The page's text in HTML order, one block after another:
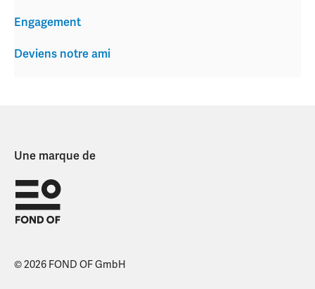
Engagement
Deviens notre ami
Une marque de
© 2026 FOND OF GmbH